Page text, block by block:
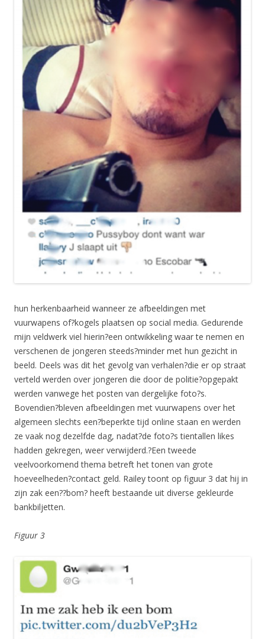
hun herkenbaarheid wanneer ze afbeeldingen met
vuurwapens of?kogels plaatsen op social media. Gedurende
mijn veldwerk viel hierin?een ontwikkeling waar te nemen en
verschenen de jongeren steeds?minder met hun gezicht in
beeld. Deels was dit het gevolg van verhalen?die er op straat
verteld werden over jongeren die door de politie?opgepakt
werden vanwege het posten van dergelijke foto?s.
Bovendien?bleven afbeeldingen met vuurwapens over het
algemeen slechts een?beperkte tijd online staan en werden
ze vaak nog dezelfde dag, nadat?de foto?s tientallen likes
hadden gekregen, weer verwijderd.?Een tweede
veelvoorkomend thema betreft het tonen van grote
hoeveelheden?contact geld. Railey toont op figuur 3 dat hij in
zijn zak een??bom? heeft bestaande uit diverse gekleurde
bankbiljetten.
Figuur 3